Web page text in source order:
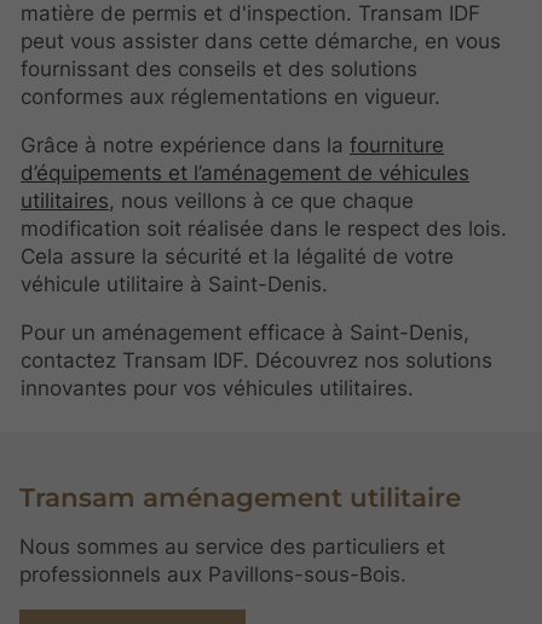
matière de permis et d'inspection. Transam IDF
peut vous assister dans cette démarche, en vous
fournissant des conseils et des solutions
conformes aux réglementations en vigueur.
Grâce à notre expérience dans la fourniture
d’équipements et l’aménagement de véhicules
utilitaires, nous veillons à ce que chaque
modification soit réalisée dans le respect des lois.
Cela assure la sécurité et la légalité de votre
véhicule utilitaire à Saint-Denis.
Pour un aménagement efficace à Saint-Denis,
contactez Transam IDF. Découvrez nos solutions
innovantes pour vos véhicules utilitaires.
Transam aménagement utilitaire
Nous sommes au service des particuliers et
professionnels aux Pavillons-sous-Bois.